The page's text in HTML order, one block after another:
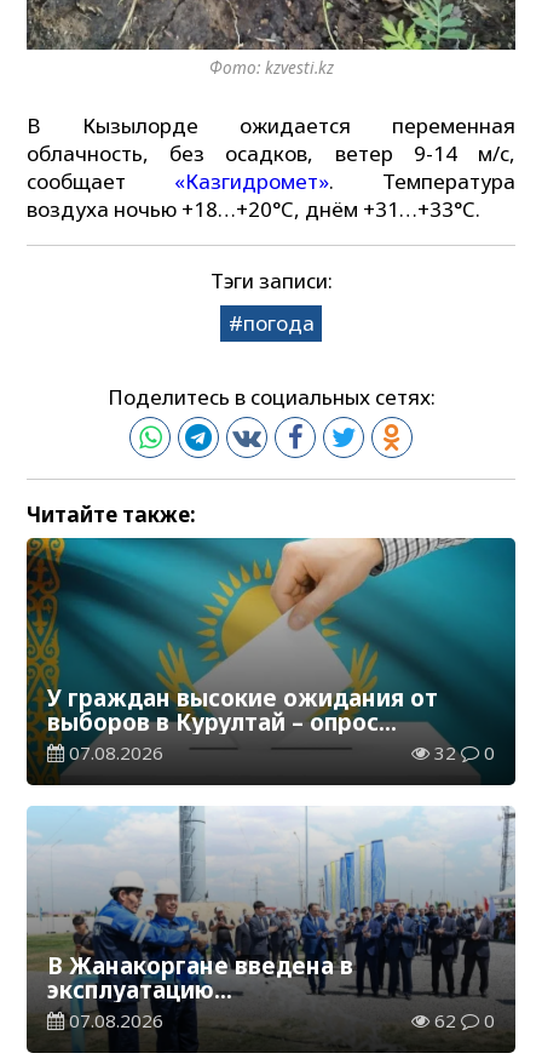
Фото: kzvesti.kz
В Кызылорде ожидается переменная
облачность, без осадков, ветер 9-14 м/с,
сообщает «Казгидромет». Температура
воздуха ночью +18…+20°C, днём +31…+33°C.
Тэги записи:
погода
Поделитесь в социальных сетях:
Читайте также:
У граждан высокие ожидания от
выборов в Курултай – опрос
общественного мнения
07.08.2026 32 0
В Жанакоргане введена в
эксплуатацию
водораспределительная станция
07.08.2026 62 0